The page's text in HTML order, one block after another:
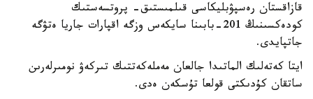
قازاقستان رەسپۋبليكاسى قىلمىستىق- پروتسەستىك
كودەكسىنىڭ 201-بابىنا سايكەس وزگە اقپارات جاريا ەتۋگە
جاتپايدى.
ايتا كەتەلىك الماتىدا جالعان مەملەكەتتىك تىركەۋ نومىرلەرىن
ساتقان كۇدىكتى قولعا تۇسكەن ەدى.